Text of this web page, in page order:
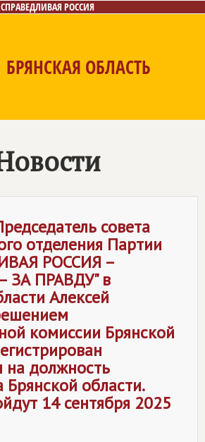
СПРАВЕДЛИВАЯ РОССИЯ
БРЯНСКАЯ ОБЛАСТЬ
совета
отделения Партии
РОССИЯ –
ЗА ПРАВДУ" в
Алексей
комиссии Брянской
на должность
Брянской области.
14 сентября 2025